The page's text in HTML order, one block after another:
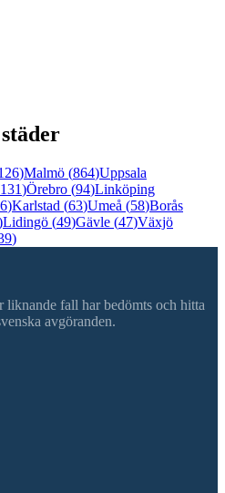
)Malmö (864)Uppsala
131)Örebro (94)Linköping
)Karlstad (63)Umeå (58)Borås
Lidingö (49)Gävle (47)Växjö
)
liknande fall har bedömts och hitta
avgöranden.